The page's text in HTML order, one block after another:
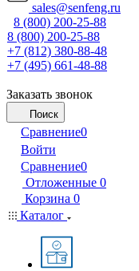
sales@senfeng.ru
8 (800) 200-25-88
8 (800) 200-25-88
+7 (812) 380-88-48
+7 (495) 661-48-88
Заказать звонок
Поиск
Сравнение0
Войти
Сравнение0
Отложенные 0
Корзина 0
Каталог